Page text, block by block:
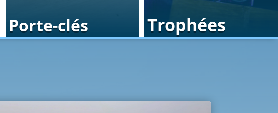
Porte-clés Trophées